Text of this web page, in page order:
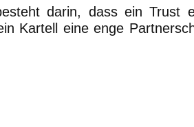
darin, dass ein Trust
Kartell eine enge